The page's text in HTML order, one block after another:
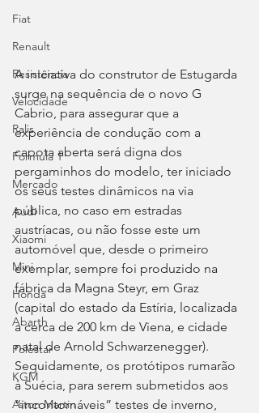
Fiat
Renault
Resistência
Velocidade
Ralis
Fórmula 1
Mercado
Audi
Xiaomi
Mini
Honda
Abarth
Polestar
KGM
Aston Martin
A iniciativa do construtor de Estugarda
surge na sequência de o novo G
Cabrio, para assegurar que a
experiência de condução com a
capota aberta será digna dos
pergaminhos do modelo, ter iniciado
os seus testes dinâmicos na via
pública, no caso em estradas
austríacas, ou não fosse este um
automóvel que, desde o primeiro
exemplar, sempre foi produzido na
fábrica da Magna Steyr, em Graz
(capital do estado da Estíria, localizada
a cerca de 200 km de Viena, e cidade
natal de Arnold Schwarzenegger).
Seguidamente, os protótipos rumarão
à Suécia, para serem submetidos aos
“incontornáveis” testes de inverno,